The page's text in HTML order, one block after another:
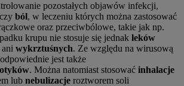
pozostałych objawów infekcji,
czy ból, w leczeniu których można zastosować
oraz przeciwbólowe, takie jak np.
krupu nie stosuje się jednak leków
ani wykrztuśnych. Ze względu na wirusową
jest także
. Można natomiast stosować inhalacje
lub nebulizacje roztworem soli